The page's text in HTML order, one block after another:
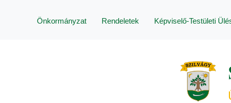
Önkormányzat Rendeletek Képviselő-Testületi